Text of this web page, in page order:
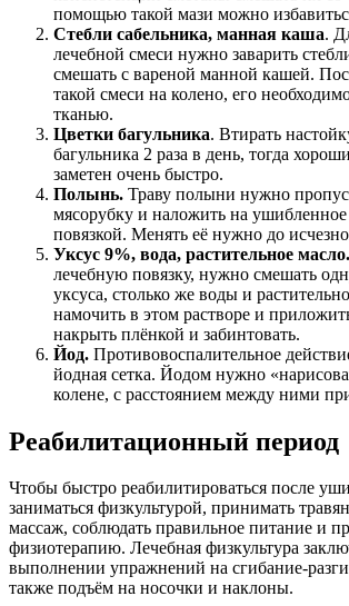
помощью такой мази можно
Стебли сабельника, манная каша.
лечебной смеси нужно заварить
смешать с вареной манной кашей.
такой смеси на колено, его
тканью.
Цветки багульника. Втирать
багульника 2 раза в день, тогда
заметен очень быстро.
Полынь. Траву полыни нужно
мясорубку и наложить на ушибленное
повязкой. Менять её нужно до
Уксус 9%, вода, растительное масло.
лечебную повязку, нужно смешать
уксуса, столько же воды и
намочить в этом растворе и
накрыть плёнкой и забинтовать.
Йод. Противовоспалительное
йодная сетка. Йодом нужно
колене, с расстоянием между ними
Реабилитационный период
Чтобы быстро реабилитироваться после
заниматься физкультурой, принимать
массаж, соблюдать правильное питание и
физиотерапию. Лечебная физкультура
выполнении упражнений на сгибание-
также подъём на носочки и наклоны.